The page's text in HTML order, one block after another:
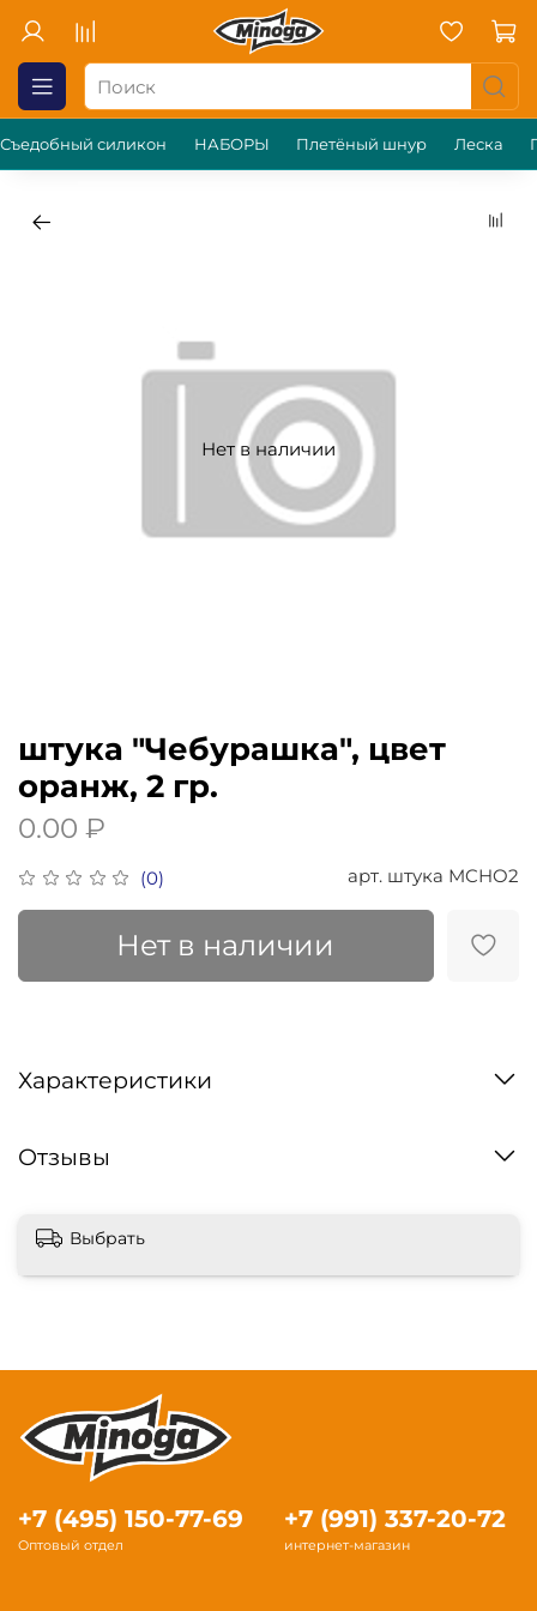
Съедобный силикон НАБОРЫ Плетёный шнур Леска
Нет в наличии
(0) арт. штука MCHO2
штука "Чебурашка", цвет
оранж, 2 гр.
0.00 ₽
Нет в наличии
Характеристики
Отзывы
Выбрать
+7 (495) 150-77-69
Оптовый отдел
+7 (991) 337-20-72
интернет-магазин